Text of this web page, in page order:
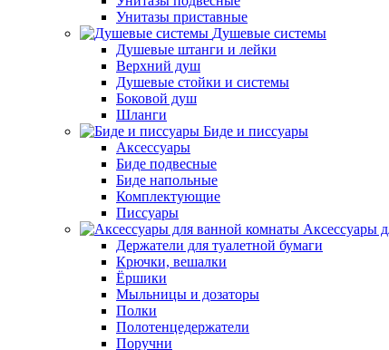
Унитазы приставные
Душевые системы
Душевые штанги и лейки
Верхний душ
Душевые стойки и системы
Боковой душ
Шланги
Биде и писсуары
Аксессуары
Биде подвесные
Биде напольные
Комплектующие
Писсуары
Аксессуары
Держатели для туалетной бумаги
Крючки, вешалки
Ёршики
Мыльницы и дозаторы
Полки
Полотенцедержатели
Поручни